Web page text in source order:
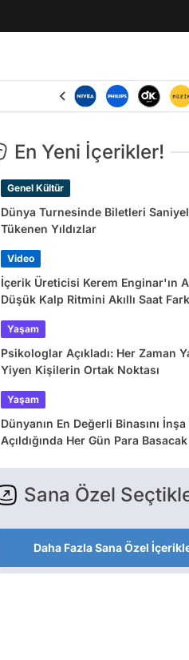
En Yeni İçerikler!
Genel Kültür
Dünya Turnesinde Biletleri
Tükenen Yıldızlar
Video
İçerik Üreticisi Kerem Enginar'ın
Düşük Kalp Ritmini Akıllı Saat
Yaşam
Psikologlar Açıkladı: Her Zaman
Yiyen Kişilerin Ortak Noktası
Yaşam
Dünyanın En Değerli Binasını
Açıldığında Her Gün Para Basacak
Sana Özel
Daha Fazla Sana Özel